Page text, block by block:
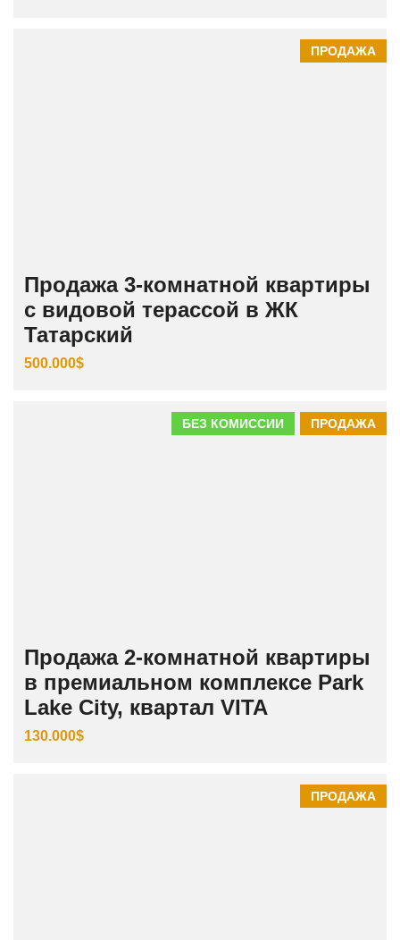
ПРОДАЖА
Продажа 3‑комнатной квартиры
с видовой терассой в ЖК
Татарский
500.000$
ПРОДАЖА
БЕЗ КОМИССИИ
Продажа 2-комнатной квартиры
в премиальном комплексе Park
Lake City, квартал VITA
130.000$
ПРОДАЖА